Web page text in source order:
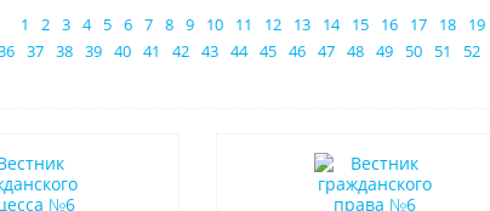
1 2 3 4 5 6 7 8 9 10 11 12 13 14 15 16 17 18 19
37 38 39 40 41 42 43 44 45 46 47 48 49 50 51 52